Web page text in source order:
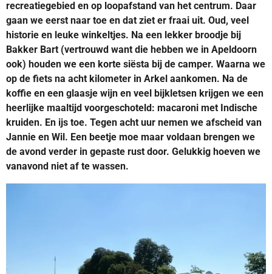
recreatiegebied en op loopafstand van het centrum. Daar
gaan we eerst naar toe en dat ziet er fraai uit. Oud, veel
historie en leuke winkeltjes. Na een lekker broodje bij
Bakker Bart (vertrouwd want die hebben we in Apeldoorn
ook) houden we een korte siësta bij de camper. Waarna we
op de fiets na acht kilometer in Arkel aankomen. Na de
koffie en een glaasje wijn en veel bijkletsen krijgen we een
heerlijke maaltijd voorgeschoteld: macaroni met Indische
kruiden. En ijs toe. Tegen acht uur nemen we afscheid van
Jannie en Wil. Een beetje moe maar voldaan brengen we
de avond verder in gepaste rust door. Gelukkig hoeven we
vanavond niet af te wassen.